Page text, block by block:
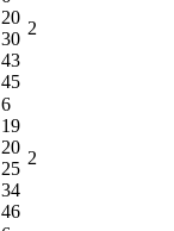
20
30
43
45
2
6
19
20
25
34
46
2